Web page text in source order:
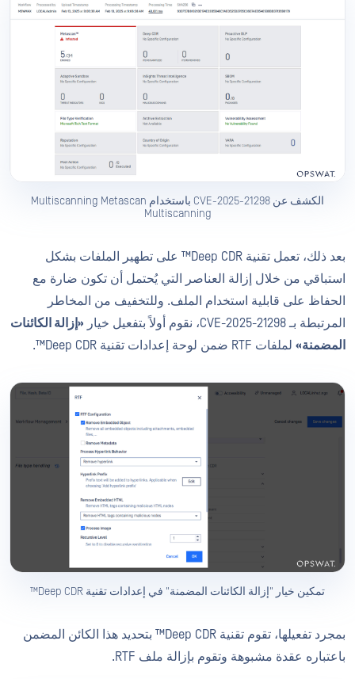
الكشف عن CVE-2025-21298 باستخدام Multiscanning Metascan
Multiscanning
بعد ذلك، تعمل تقنية Deep CDR™ على تطهير الملفات بشكل
استباقي من خلال إزالة العناصر التي يُحتمل أن تكون ضارة مع
الحفاظ على قابلية استخدام الملف. وللتخفيف من المخاطر
المرتبطة بـ CVE-2025-21298، نقوم أولاً بتفعيل خيار
«إزالة الكائنات
المضمنة» لملفات RTF ضمن لوحة إعدادات تقنية Deep CDR™.
تمكين خيار "إزالة الكائنات المضمنة" في إعدادات تقنية Deep CDR™
بمجرد تفعيلها، تقوم تقنية Deep CDR™ بتحديد هذا الكائن المضمن
باعتباره عقدة مشبوهة وتقوم بإزالة ملف RTF.